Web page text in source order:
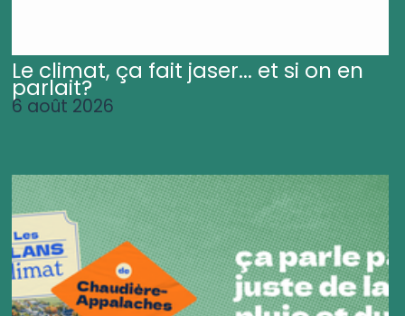
Le climat, ça fait jaser... et si on en
parlait?
6 août 2026